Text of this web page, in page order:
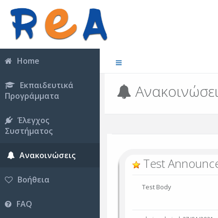
Home
Εκπαιδευτικά
Προγράμματα
Έλεγχος
Συστήματος
Ανακοινώσεις
Βοήθεια
FAQ
Test
Test Body